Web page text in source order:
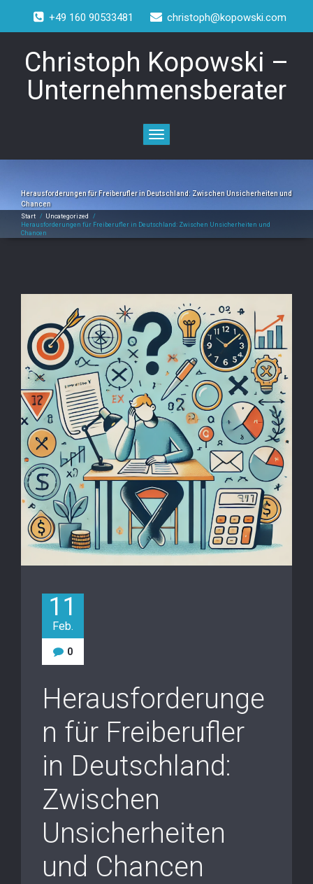
+49 160 90533481 christoph@kopowski.com
Christoph Kopowski –
Unternehmensberater
Toggle
navigation
Herausforderungen für Freiberufler in Deutschland: Zwischen Unsicherheiten und
Chancen
Start / Uncategorized /
Herausforderungen für Freiberufler in Deutschland: Zwischen Unsicherheiten und
Chancen
11
Feb.
0
Herausforderunge
n für Freiberufler
in Deutschland:
Zwischen
Unsicherheiten
und Chancen